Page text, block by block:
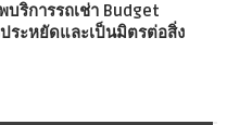
พบริการรถเช่า Budget
ระหยัดและเป็นมิตรต่อสิ่ง